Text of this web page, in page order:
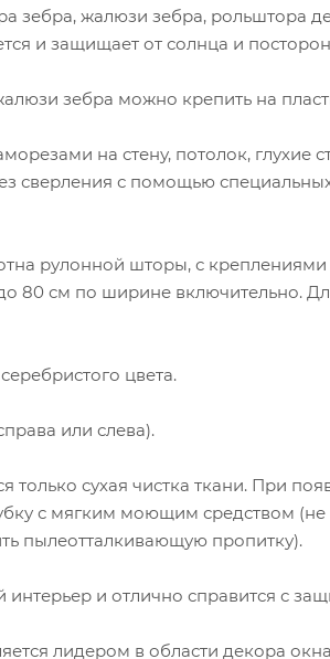
зебра, жалюзи зебра, рольштора
и защищает от солнца и
зебра можно крепить на
на стену, потолок, глухие
сверления с помощью
рулонной шторы, с
80 см по ширине включительно.
цвета.
или слева).
сухая чистка ткани. При
с мягким моющим средством (не
пылеотталкивающую пропитку).
и отлично справится с
лидером в области декора